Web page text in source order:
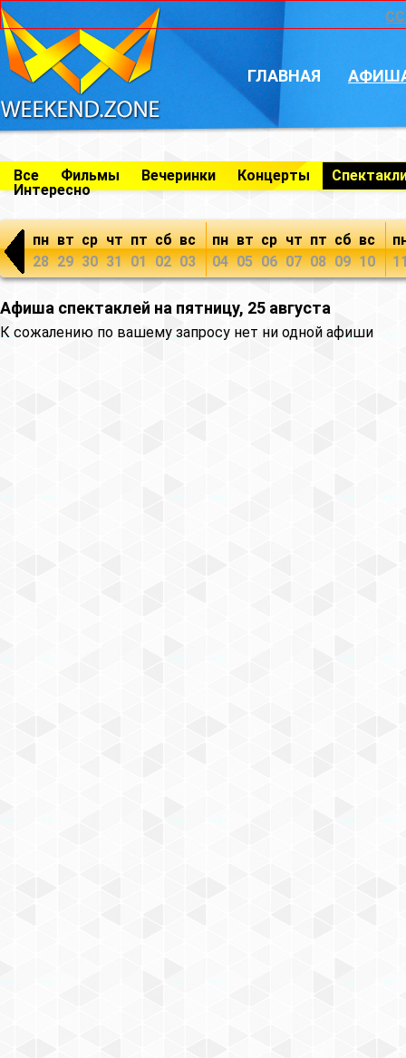
ГЛАВНАЯ
Все Фильмы Вечеринки Концерты
Интересно
пн
28
вт
29
ср
30
чт
31
пт
01
сб
02
вс
03
пн
04
вт
05
ср
06
чт
07
пт
08
сб
09
вс
10
Афиша спектаклей на пятницу, 25 августа
К сожалению по вашему запросу нет ни одной афиши